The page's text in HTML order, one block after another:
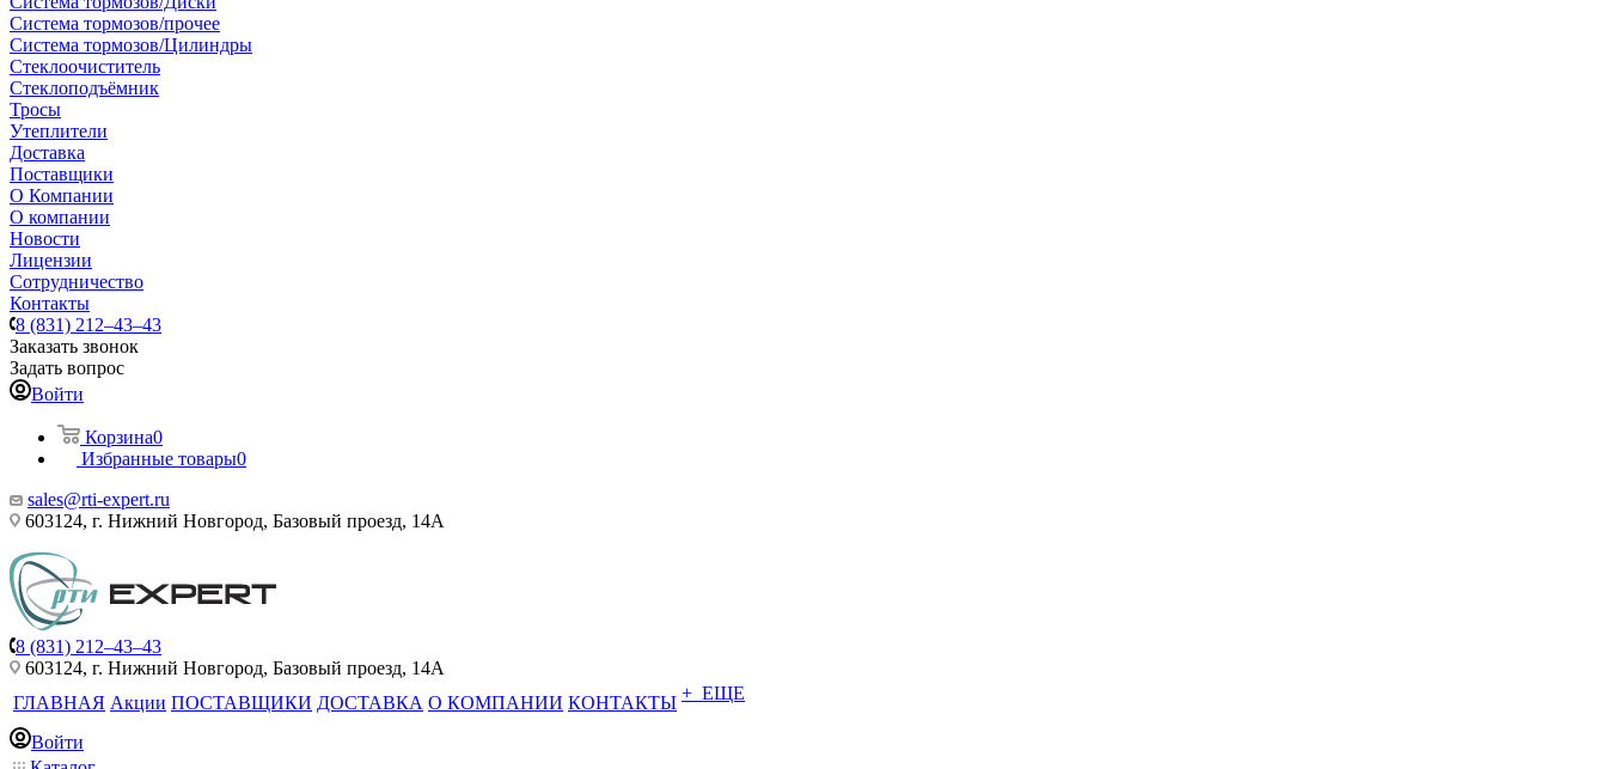
Система тормозов/прочее
Система тормозов/Цилиндры
Стеклоочиститель
Стеклоподъёмник
Тросы
Утеплители
Доставка
Поставщики
О Компании
О компании
Новости
Лицензии
Сотрудничество
Контакты
8 (831) 212–43–43
Заказать звонок
Задать вопрос
Войти
Корзина0
Избранные товары0
sales@rti-expert.ru
603124, г. Нижний Новгород, Базовый проезд, 14А
8 (831) 212–43–43
603124, г. Нижний Новгород, Базовый проезд, 14А
ГЛАВНАЯ Акции ПОСТАВЩИКИ ДОСТАВКА О КОМПАНИИ КОНТАКТЫ + ЕЩЕ
Войти